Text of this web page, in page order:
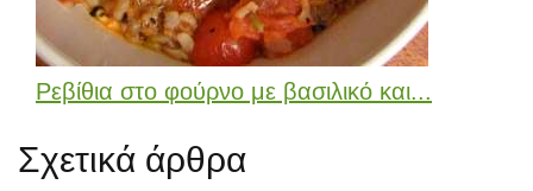
Ρεβίθια στο φούρνο με βασιλικό και...
Σχετικά άρθρα